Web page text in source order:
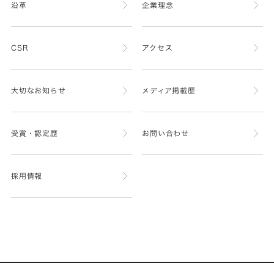
沿革 企業理念
CSR アクセス
大切なお知らせ メディア掲載歴
受賞・認定歴 お問い合わせ
採用情報